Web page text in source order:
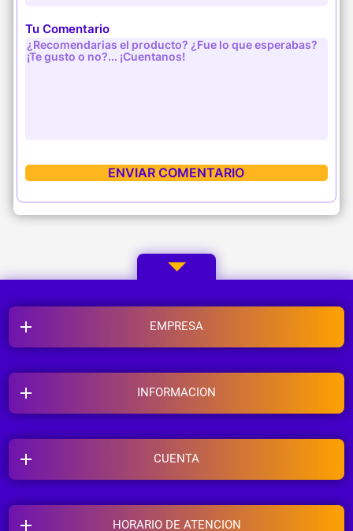
Tu Comentario
EMPRESA
INFORMACION
HORARIO DE ATENCION
CUENTA